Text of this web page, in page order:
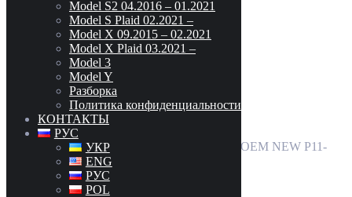
Model S2 04.2016 – 01.2021
Model S Plaid 02.2021 –
Model X 09.2015 – 02.2021
Model X Plaid 03.2021 –
Model 3
Model Y
Разборка
Политика конфиденциальности
КОНТАКТЫ
РУС
УКР
ENG
РУС
POL
MODEL 3 (186)
MODEL S (02.2012 - 03.2016)(302)
MODEL S2 (04.2016 - 01.2021)(299)
MODEL S PLAID (02.2021 - )
MODEL X (09.2015 - 02.2021)
MODEL X PLAID (03.2021- )
MODEL Y(216)
P11-J21000-00
Подробнее
АКБ 12 вольт новый оригинал LUCID AIR
P11-J21000-00
LUCID AIR 2022-2025 12 Volt Battery OEM NEW P11-
J21000-00